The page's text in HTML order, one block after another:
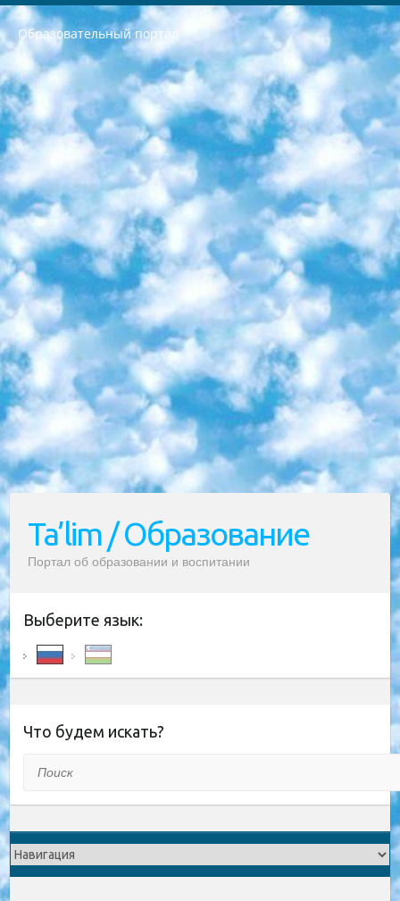
Образовательный портал
РЕСПУБЛИКА УЗБЕКИСТАН МИНИСТРЕРСТВО ДОШКОЛЬНОГО И ШКОЛЬНОГО ОБРАЗОВАНИЯ КОМАНДА в общеобразовательных учреждениях в 2023-2024 учебном году организация и проведение итоговой государственной аттестации обучающихся о Министра дошкольного и школьного образования Республики Узбекистан от 4 марта 2008 года (постановлением Минюста от 20 марта 2008 года № 1778 государственной регистрации) «Итоговое состояние учащихся общего среднего образования на основании положения об утверждении положения об аттестации общего среднего образования выпускной экзамен студентов в образовательных учреждениях в 2023-2024 учебном году В целях организации и прохождения аттестации приказываю: 1. Следующее: перечень предметов, по которым будет проводиться итоговая государственная аттестация и экзамен формы перевода согласно приложению 1; сертификаты международного образца, оценивающие уровень владения иностранными языками перечень согласно приложению 2; 2. Педагогический при специализированных образовательных учреждениях. научно-практический центр квалификации и международной оценки (Д.Давидова) 2024 г. До 25 марта: задания по предметам, по которым будет проводиться итоговая аттестация разработка и утверждение технических условий; итоговая аттестация на основании разработанного предметного задания разработка вопросов по предметам (устно и письменно), экзамен передача; общеобразовательные средние школы и специальные учебные заведения учащиеся выпускных классов школ и интернатов в агентской системе подготовка базы данных экзаменационных материалов и критериев оценки; перевод базы экзаменационных материалов на все языки обучения подать в Республиканский образовательный центр для изготовления; варианты экзаменов на основе разработанных контрольных материалов пусть будут поставлены задачи формирования. 3. Республиканский образовательный центр (Ш.Худайкулов) до 5 апреля 2024 года. до: база данных предоставленных экзаменационных материалов на все языки обучения перевод и экспертиза; для слепых, слабовидящих, глухих, слабослышащих и умственно отсталых детей учащиеся выпускных классов специализированных школ и школ-интернатов база данных экзаменационных материалов на всех преподаваемых языках подготовка критериев оценки; специализированные школы для умственно отсталых детей и технологии для учащихся выпускных классов школ-интернатов разработка соответствующих рекомендаций и критериев проведения ЕГЭ по естествознанию давать задания. 4. Педагогический при специализированных образовательных учреждениях. Научно-практический центр навыков и международной оценки (Д.Давидова), Республика образовательный центр (Худайкулов Ш.) итоговый государственный аттестационный экзамен ориентирован на творческое и логическое мышление при подготовке базы материалов учитывать введение заданий. 5. Следует отметить, что: сертификат государственного образца о знании общеобразовательного предмета и как минимум национальный уровень B1 по предметам на иностранных языках, указанным в Приложении 2. или международно признанный сертификат эквивалентного уровня студенты, изучающие определенный предмет, освобождаются от экзамена; по соответствующим предметам запланирована итоговая государственная аттестация за день до дня, путем жеребьевки Рабочей группой (в письменной форме по предметам, проводимым в форме) из числа сформированных вариантов выбрано 2 варианта; 2 выбранных варианта экзамена анонсированы на официальном сайте министерства и все выпускники по всей стране на основе этих вариантов проводит итоговую государственную аттестацию. 6. Государственное образование учащихся средних общеобразовательных учреждений. знания в соответствии с квалификационными требованиями, которые необходимо приобрести на основании стандартов итоговый (выпускной) контроль для 9 и 11 классов в целях тестирования Экзамены (далее – экзамены) состоят из предметов, перечисленных в приложении 1. будет сделано. 7. Экзамены пройдут с 26 мая по 15 июня 2024 г. (кроме науки физического воспитания). 8. Физическая для учащихся 9 классов общесредних образовательных учреждений. Экзамены по предмету «Образование, квалификация медицина» 1-6 мая 2024 года. сотрудники перевести под присмотр (с отклонениями в физическом или умственном развитии) специализированная школа для детей, школы-интернаты и со сколиозом школы-интернаты санаторного типа для больных детей исключены). 9. Он был слепым, слабовидящим и имел нарушения опорно-двигательного аппарата. экзамены в специализированных школах и интернатах для детей должны проводиться исходя из требований, предъявляемых к общеобразовательным учреждениям (физкультура кроме науки). 10. Специализированная школа для глухих и слабослышащих детей. и экзамены в интернатах и быть реализован в виде письменного теста по математике. 11. Специальность для умственно отсталых детей. Для 9 класса Родной язык и литературное письмо Государственный язык (язык обучения – узбекский). для неклассов) написано Математическое письмо Письменная/устная история Узбекистана Физическое воспитание практично Итоговый контроль Для 11 класса Написание родного языка и литературы (эссе) Математическое письмо Узбекский язык (обучение на узбекском языке) не посещающее общее среднее образование для учреждений)/Образовательное учреждение выбор письменный и устный Иностранный язык письменный/устный Письменная/устная история Узбекистана *По выбору студента:  Химия  Физика  Основы государственного права  География 10 бесплатных образовательных ресурсов - Мы составили подборку онлайн-проектов с интерактивными упражнениями, видеолекциями и статьями. Они помогут вам обрести новые и освежить старые знания бесплатно. 1. «ИНТУИТ» Старейшая образовательная площадка Рунета. Здесь вы найдёте сотни текстовых и видеокурсов на десятки различных тем — от программирования до психологии. Многие курсы подготовлены российскими университетами и крупными международными компаниями вроде Intel и Microsoft. Самостоятельное обучение бесплатное, но желающие могут оплатить услуги персональных наставников. 2. «Смартия» знакомит с актуальными профессиями и подсказывает, как им обучаться. Выбрав заинтересовавшую вас специальность — SMM-специалист, фотограф, веб-дизайнер или другую, — увидите список необходимых для неё умений. Чтобы вы могли освоить их самостоятельно, для каждого умения площадка отображает подборку ссылок на учебные материалы. Хотя «Смартия» ориентируется на русскоязычную аудиторию, часть контента всё же доступна только на английском. 3. «Лекторий Физтеха» Проект Московского физико-технического института (Физтеха). С его помощью вы можете смотреть онлайн серии лекций, записанные на видео в этом вузе. В числе доступных предметов — физика, биология, химия, информационные технологии и другие. К некоторым лекциям администрация ресурса прилагает готовые конспекты, которые можно скачивать в PDF-формате. 4. ITMOcourses Онлайн-площадка Санкт-Петербургского национального исследовательского университета информационных технологий, механики и оптики (ИТМО). Ресурс предоставляет свободный доступ к курсам, разработанным в этом вузе. Каталог материалов разбит на четыре категории: «Оптические системы и технологии», «Приборостроение и робототехника», «Информационные технологии» и «Биотехнологии». Курсы состоят из видеолекций, интерактивных демонстраций и заданий. 5. «КиберЛенинка» Электронная научная библиотека открытого доступа. Каталог площадки регулярно обрастает текстами статей из различных научных изданий. Сгруппированные по журналам и рубрикам публикации можно читать онлайн или скачивать целиком в PDF-формате. Проект нацелен на популяризацию науки за счёт открытого доступа к качественной информации. 6. «ПостНаука» На этом ресурсе публикуют подборки видеолекций, составленные экспертами из разных отраслей и объединённые общими темами. Среди них, к примеру, есть серии «Биоинформатика и геномика», «Культура средневековой Скандинавии» и Cinema Studies о теории кино. Каждая подборка лекций — логически связанная история, рассказанная экспертом от первого лица. Кроме того, на сайте появляются научно-образовательные статьи и тесты на разные темы. 7. «Newочём» Команда проекта «Newочём» отбирает самые интересные тексты из англоязычных СМИ и переводит те из них, за которые голосуют участники сообщества «ВКонтакте». По большей части это научно-популярные статьи. Редакторы придумывают лишь заголовки, в остальном содержание переводов соответствует оригиналам. Полные тексты можно читать прямо в социальной сети. 8. InternetUrok Онлайн-база материалов по основным дисциплинам школьной программы. Информация на сайте структурирована по классам, предметам и темам (урокам). Каждый урок состоит из видеолекций и конспектов. Есть также интерактивные тренажёры и тесты для закрепления пройденного материала. Даже если вы давно окончили школу, возможность повторить программу старших классов всегда может пригодиться. 9. Edutainme Ещё один ресурс об образовании. В отличие от Newtonew, как мне кажется, Edutainme больше ориентируется на представителей индустрии: педагогов, предпринимателей, разработчиков образовательных проектов. Но и любой, кто просто стремится к саморазвитию, найдёт на сайте много полезного и интересного для себя. Например, информацию о новых курсах и образовательных сервисах. 10. Newtonew Онлайн-медиа об образовании и обучении в широком смысле. Авторы Newtonew пишут об инструментах, заведениях, тактиках и стратегиях, которые помогают учить других и получать новые знания самостоятельно. На этой площадке вы найдёте новости, обзоры, аналитические мат
Ta’lim / Образование
Портал об образовании и воспитании
Выберите язык:
Что будем искать?